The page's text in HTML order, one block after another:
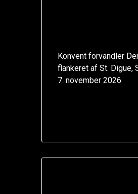
Konvent forvandler
flankeret af St. Digue,
7. november 2026